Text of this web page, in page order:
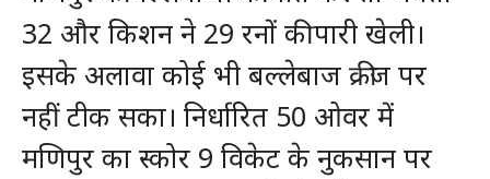
32 और किशन ने 29 रनों की पारी खेली।
इसके अलावा कोई भी बल्लेबाज क्रीज पर
नहीं टीक सका। निर्धारित 50 ओवर में
मणिपुर का स्कोर 9 विकेट के नुकसान पर